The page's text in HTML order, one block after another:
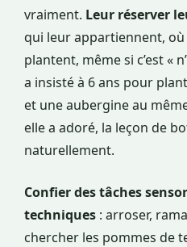
vraiment. Leur réserver
qui leur appartiennent, où
plantent, même si c’est «
a insisté à 6 ans pour
et une aubergine au
elle a adoré, la leçon de
naturellement.
Confier des tâches
techniques : arroser,
chercher les pommes de